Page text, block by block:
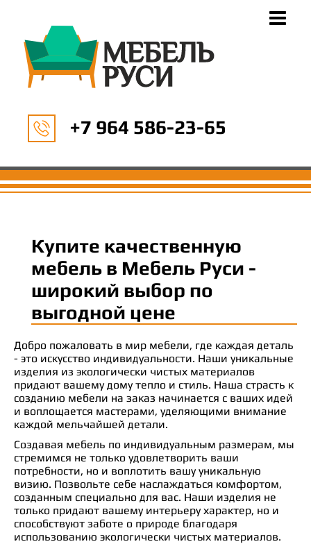
+7 964 586-23-65
Купите качественную
мебель в Мебель Руси -
широкий выбор по
выгодной цене
Добро пожаловать в мир мебели, где каждая деталь
- это искусство индивидуальности. Наши уникальные
изделия из экологически чистых материалов
придают вашему дому тепло и стиль. Наша страсть к
созданию мебели на заказ начинается с ваших идей
и воплощается мастерами, уделяющими внимание
каждой мельчайшей детали.
Создавая мебель по индивидуальным размерам, мы
стремимся не только удовлетворить ваши
потребности, но и воплотить вашу уникальную
визию. Позвольте себе наслаждаться комфортом,
созданным специально для вас. Наши изделия не
только придают вашему интерьеру характер, но и
способствуют заботе о природе благодаря
использованию экологически чистых материалов.